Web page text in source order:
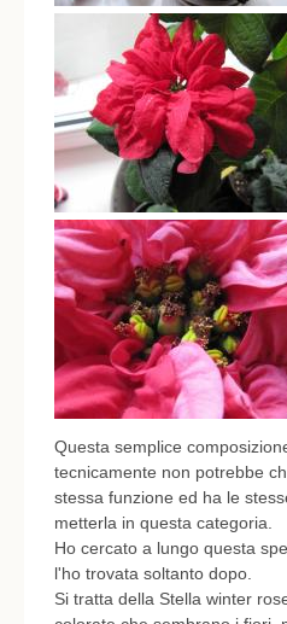
Questa semplice
tecnicamente non potrebbe
stessa funzione ed ha le
metterla in questa categoria.
Ho cercato a lungo questa
l'ho trovata soltanto dopo.
Si tratta della Stella winter